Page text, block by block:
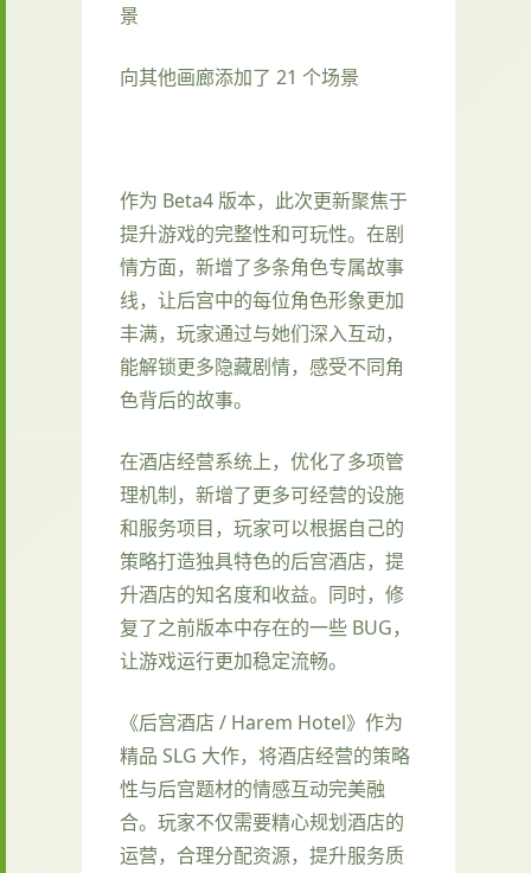
景
向其他画廊添加了 21 个场景
作为 Beta4 版本，此次更新聚焦于
提升游戏的完整性和可玩性。在剧
情方面，新增了多条角色专属故事
线，让后宫中的每位角色形象更加
丰满，玩家通过与她们深入互动，
能解锁更多隐藏剧情，感受不同角
色背后的故事。
在酒店经营系统上，优化了多项管
理机制，新增了更多可经营的设施
和服务项目，玩家可以根据自己的
策略打造独具特色的后宫酒店，提
升酒店的知名度和收益。同时，修
复了之前版本中存在的一些 BUG，
让游戏运行更加稳定流畅。
《后宫酒店 / Harem Hotel》作为
精品 SLG 大作，将酒店经营的策略
性与后宫题材的情感互动完美融
合。玩家不仅需要精心规划酒店的
运营，合理分配资源，提升服务质